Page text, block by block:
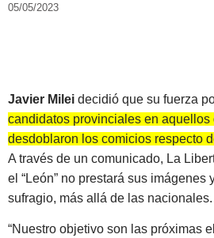
05/05/2023
Javier Milei decidió que su fuerza
candidatos provinciales en aquellos
desdoblaron los comicios respecto
A través de un comunicado, La
el “León” no prestará sus imágenes
sufragio, más allá de las nacionales.
“Nuestro objetivo son las próximas